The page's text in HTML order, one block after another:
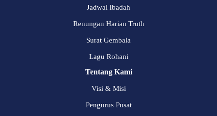
Jadwal Ibadah
Renungan Harian Truth
Surat Gembala
Lagu Rohani
Tentang Kami
Visi & Misi
Pengurus Pusat